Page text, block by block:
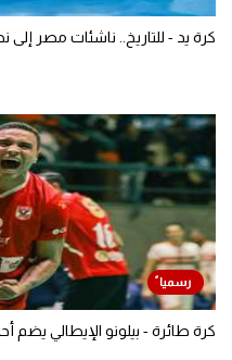
كرة يد - للتاريخ.. ناشئات مصر
كرة طائرة - بيلونو الإيطالي يضم